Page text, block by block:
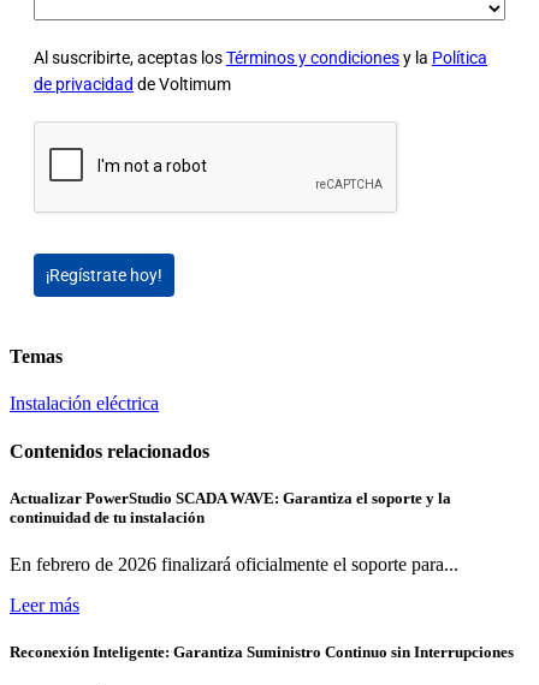
Al suscribirte, aceptas losTérminos y condicionesy la Política
de privacidad de Voltimum
¡Regístrate hoy!
Temas
Instalación eléctrica
Contenidos relacionados
Actualizar PowerStudio SCADA WAVE: Garantiza el soporte y la
continuidad de tu instalación
En febrero de 2026 finalizará oficialmente el soporte para...
Leer más
Reconexión Inteligente: Garantiza Suministro Continuo sin Interrupciones